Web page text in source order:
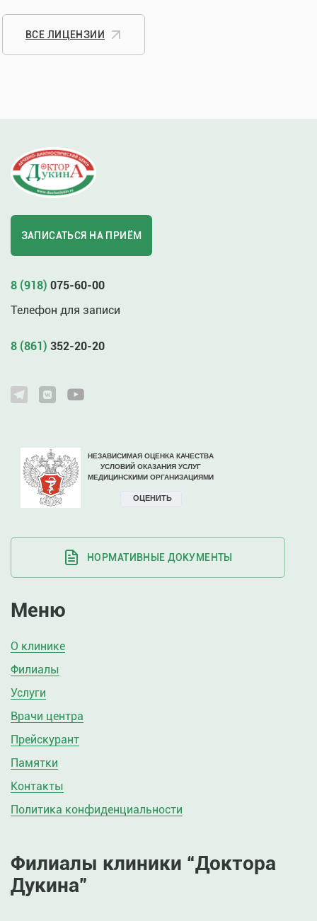
ВСЕ ЛИЦЕНЗИИ
ЗАПИСАТЬСЯ НА ПРИЁМ
8 (918) 075-60-00
Телефон для записи
8 (861) 352-20-20
НОРМАТИВНЫЕ ДОКУМЕНТЫ
Меню
О клинике
Филиалы
Услуги
Врачи центра
Прейскурант
Памятки
Контакты
Политика конфиденциальности
Филиалы клиники “Доктора
Дукина”